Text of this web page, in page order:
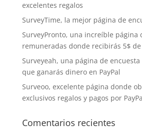
excelentes regalos
SurveyTime, la mejor página de
SurveyPronto, una increíble página
remuneradas donde recibirás 5$
Surveyeah, una página de
que ganarás dinero en PayPal
Surveoo, excelente página donde
exclusivos regalos y pagos por
Comentarios recientes